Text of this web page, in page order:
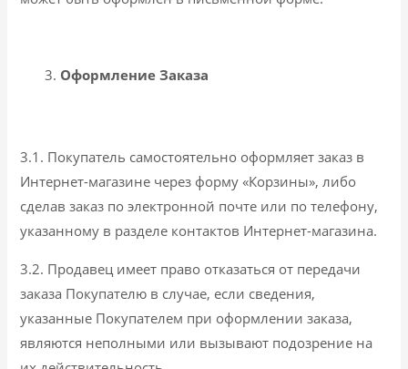
Оформление Заказа
3.1. Покупатель самостоятельно оформляет заказ в
Интернет-магазине через форму «Корзины», либо
сделав заказ по электронной почте или по телефону,
указанному в разделе контактов Интернет-магазина.
3.2. Продавец имеет право отказаться от передачи
заказа Покупателю в случае, если сведения,
указанные Покупателем при оформлении заказа,
являются неполными или вызывают подозрение на